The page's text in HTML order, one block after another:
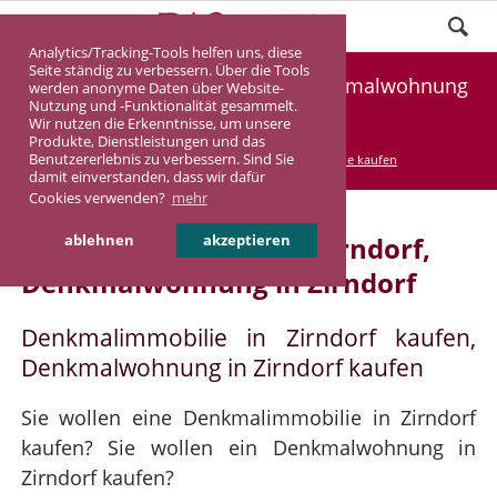
Analytics/Tracking-Tools helfen uns, diese
Seite ständig zu verbessern. Über die Tools
werden anonyme Daten über Website-
Nutzung und -Funktionalität gesammelt.
Wir nutzen die Erkenntnisse, um unsere
Produkte, Dienstleistungen und das
Benutzererlebnis zu verbessern. Sind Sie
damit einverstanden, dass wir dafür
Cookies verwenden? mehr
ablehnen akzeptieren
Denkmalimmobilie Zirndorf, Denkmalwohnung
Zirndorf
DASINVEST Service Denkmalimmobilie kaufen
Denkmalimmobilie in Zirndorf,
Denkmalwohnung in Zirndorf
Denkmalimmobilie in Zirndorf kaufen,
Denkmalwohnung in Zirndorf kaufen
Sie wollen eine Denkmalimmobilie in Zirndorf
kaufen? Sie wollen ein Denkmalwohnung in
Zirndorf kaufen?